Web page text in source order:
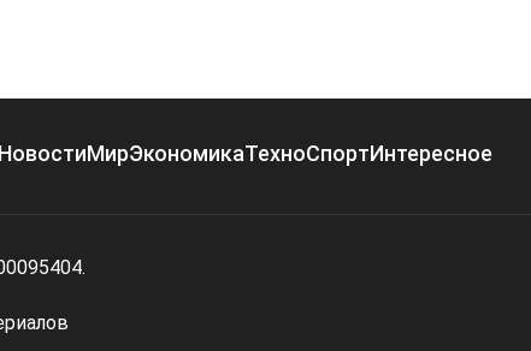
НовостиМирЭкономикаТехноСпортИнтересное